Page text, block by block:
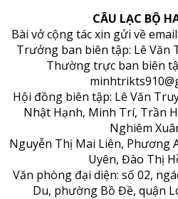
CÂU LẠC BỘ
Bài vở cộng tác xin gửi về
Trưởng ban biên tập: Lê Văn
Thường trực ban biên
Hội đồng biên tập: Lê Văn
Nhật Hạnh, Minh Trí, Trần
Nghiêm
Nguyễn Thị Mai Liên, Phương
Uyên, Đào Thị
Văn phòng đại diện: số 02,
Du, phường Bồ Đề, quận